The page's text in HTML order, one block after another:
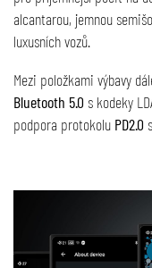
alcantarou, jemnou
luxusních vozů.
Mezi položkami výbavy
Bluetooth 5.0 s kodeky
podpora protokolu PD2.0